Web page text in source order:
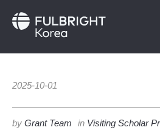
2025-10-01
by Grant Team in Visiting Scholar